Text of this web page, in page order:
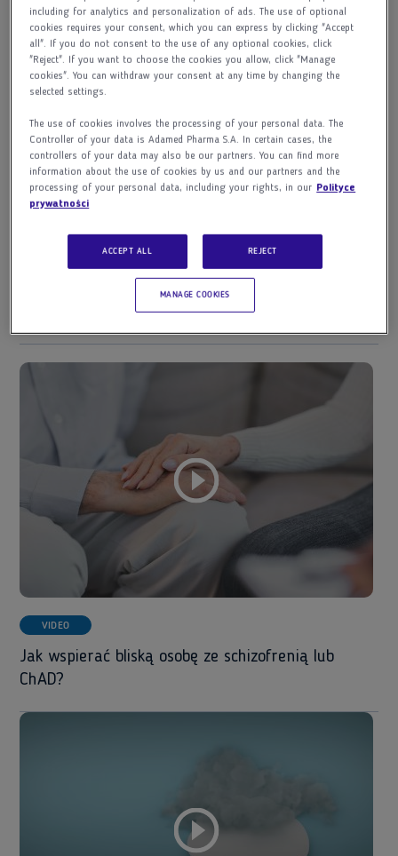
Unable to instantiate a key system supporting
the required combinations
(DRM_NO_KEY_SYSTEM)
Jak namówić chorującą osobę na wizytę u psychiatry i
leczenie?
Lekarz psychiatra Aleksandra Pięta
WIĘCEJ MATERIAŁÓW EDUKACYJNYCH
VIDEO
Jak wspierać bliską osobę ze schizofrenią lub
ChAD?
including for analytics and personalization of ads. The use of optional
cookies requires your consent, which you can express by clicking "Accept
all". If you do not consent to the use of any optional cookies, click
"Reject". If you want to choose the cookies you allow, click "Manage
cookies". You can withdraw your consent at any time by changing the
selected settings.
The use of cookies involves the processing of your personal data. The
Controller of your data is Adamed Pharma S.A. In certain cases, the
controllers of your data may also be our partners. You can find more
information about the use of cookies by us and our partners and the
processing of your personal data, including your rights, in our Polityce
prywatności
ACCEPT ALL REJECT
MANAGE COOKIES